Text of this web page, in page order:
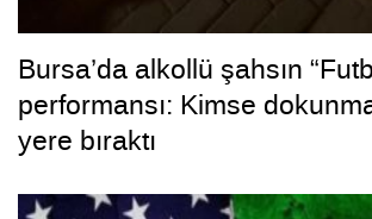
Bursa’da alkollü şahsın
performansı: Kimse
yere bıraktı